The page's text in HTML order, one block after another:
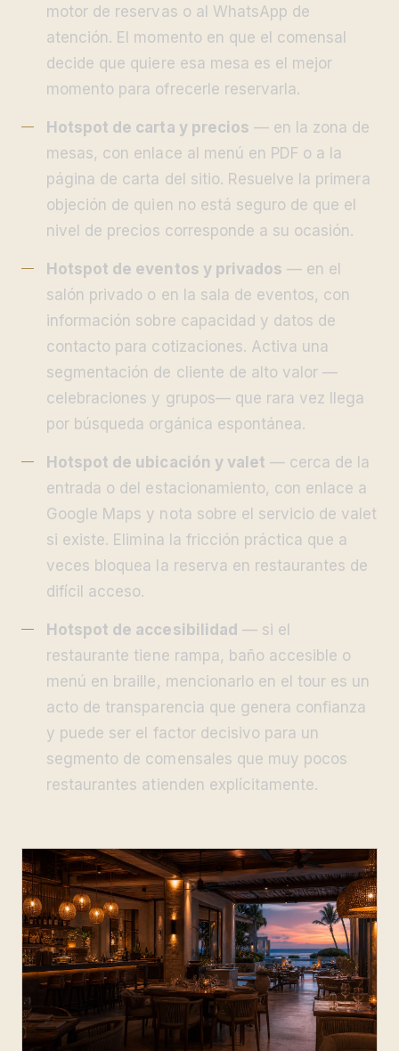
motor de reservas o al WhatsApp de
atención. El momento en que el comensal
decide que quiere esa mesa es el mejor
momento para ofrecerle reservarla.
Hotspot de carta y precios — en la zona de
mesas, con enlace al menú en PDF o a la
página de carta del sitio. Resuelve la primera
objeción de quien no está seguro de que el
nivel de precios corresponde a su ocasión.
Hotspot de eventos y privados — en el
salón privado o en la sala de eventos, con
información sobre capacidad y datos de
contacto para cotizaciones. Activa una
segmentación de cliente de alto valor —
celebraciones y grupos— que rara vez llega
por búsqueda orgánica espontánea.
Hotspot de ubicación y valet — cerca de la
entrada o del estacionamiento, con enlace a
Google Maps y nota sobre el servicio de valet
si existe. Elimina la fricción práctica que a
veces bloquea la reserva en restaurantes de
difícil acceso.
Hotspot de accesibilidad — si el
restaurante tiene rampa, baño accesible o
menú en braille, mencionarlo en el tour es un
acto de transparencia que genera confianza
y puede ser el factor decisivo para un
segmento de comensales que muy pocos
restaurantes atienden explícitamente.